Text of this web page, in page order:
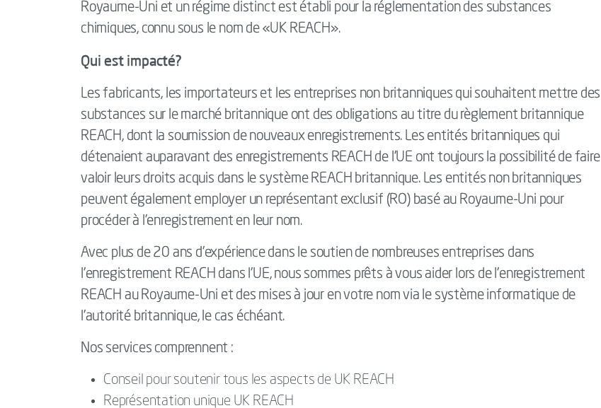
Royaume-Uni et un régime distinct est établi pour la réglementation des substances
chimiques, connu sous le nom de «UK REACH».
Qui est impacté?
Les fabricants, les importateurs et les entreprises non britanniques qui souhaitent mettre des
substances sur le marché britannique ont des obligations au titre du règlement britannique
REACH, dont la soumission de nouveaux enregistrements. Les entités britanniques qui
détenaient auparavant des enregistrements REACH de l'UE ont toujours la possibilité de faire
valoir leurs droits acquis dans le système REACH britannique. Les entités non britanniques
peuvent également employer un représentant exclusif (RO) basé au Royaume-Uni pour
procéder à l'enregistrement en leur nom.
Avec plus de 20 ans d’expérience dans le soutien de nombreuses entreprises dans
l’enregistrement REACH dans l’UE, nous sommes prêts à vous aider lors de l’enregistrement
REACH au Royaume-Uni et des mises à jour en votre nom via le système informatique de
l’autorité britannique, le cas échéant.
Nos services comprennent :
Conseil pour soutenir tous les aspects de UK REACH
Représentation unique UK REACH